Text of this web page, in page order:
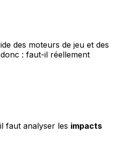
des moteurs de jeu et des
: faut-il réellement
faut analyser les impacts